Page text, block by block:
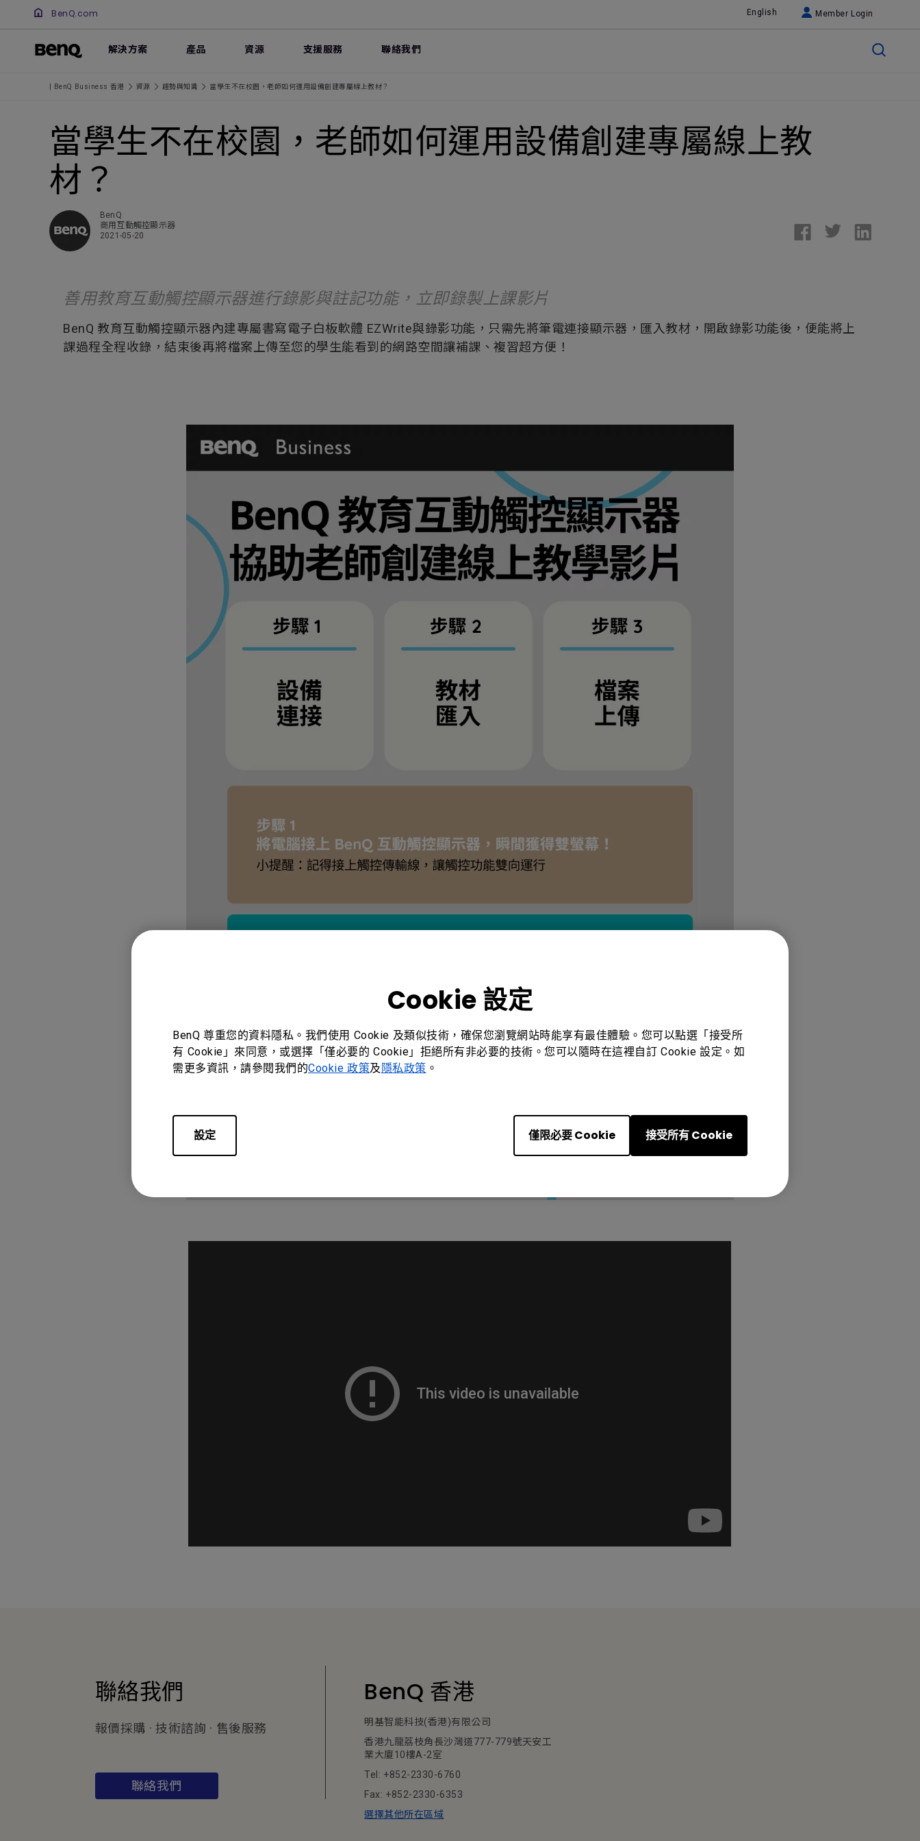
Cookie 設定
BenQ 尊重您的資料隱私。我們使用 Cookie 及類似技術，確保您瀏覽網站時能享有最佳體驗。您可以點選「接受所
有 Cookie」來同意，或選擇「僅必要的 Cookie」拒絕所有非必要的技術。您可以隨時在這裡自訂 Cookie 設定。如
需更多資訊，請參閱我們的Cookie 政策及 隱私政策 。
設定 僅限必要 Cookie 接受所有 Cookie
BenQ.com English Member Login
解決方案 產品 資源 支援服務 聯絡我們
| BenQ Business 香港 資源 趨勢與知識 當學生不在校園，老師如何運用設備創建專屬線上教材？
當學生不在校園，老師如何運用設備創建專屬線上教
材？
BenQ
商用互動觸控顯示器
2021-05-20
善用教育互動觸控顯示器進行錄影與註記功能，立即錄製上課影片
BenQ 教育互動觸控顯示器內建專屬書寫電子白板軟體 EZWrite與錄影功能，只需先將筆電連接顯示器，匯入教材，開啟錄影功能後，便能將上
課過程全程收錄，結束後再將檔案上傳至您的學生能看到的網路空間讓補課、複習超方便！
聯絡我們
報價採購 · 技術諮詢 · 售後服務
聯絡我們
BenQ 香港
明基智能科技(香港)有限公司
香港九龍荔枝角長沙灣道777-779號天安工
業大廈10樓A-2室
Tel: +852-2330-6760
Fax: +852-2330-6353
選擇其他所在區域